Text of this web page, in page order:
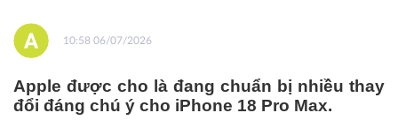
10:58 06/07/2026
Apple được cho là đang chuẩn bị nhiều thay
đổi đáng chú ý cho iPhone 18 Pro Max.